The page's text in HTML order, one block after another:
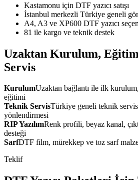
Kastamonu için DTF yazıcı satışı
İstanbul merkezli Türkiye geneli
A4, A3 ve XP600 DTF yazıcı
81 ile kargo ve teknik destek
Uzaktan Kurulum,
Servis
KurulumUzaktan bağlantı ile ilk kurulum,
eğitimi
Teknik ServisTürkiye geneli teknik servis
yönlendirmesi
RIP YazılımRenk profili, beyaz kanal,
desteği
SarfDTF film, mürekkep ve toz sarf
Teklif